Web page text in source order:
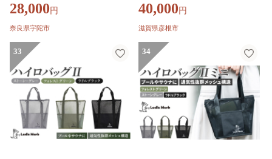
ッグ ショルダーバッグ レディ
ース かわいい ミニバッグ スマ
出かけ 旅行 選べるカラー 日本
製 奈良県 宇陀市 ふるさと納税
28,000 円
奈良県宇陀市
ター ひこにゃん 滋賀 彦根
40,000 円
滋賀県彦根市
33 34